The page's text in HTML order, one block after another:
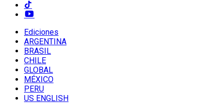
Ediciones
ARGENTINA
BRASIL
CHILE
GLOBAL
MÉXICO
PERU
US ENGLISH